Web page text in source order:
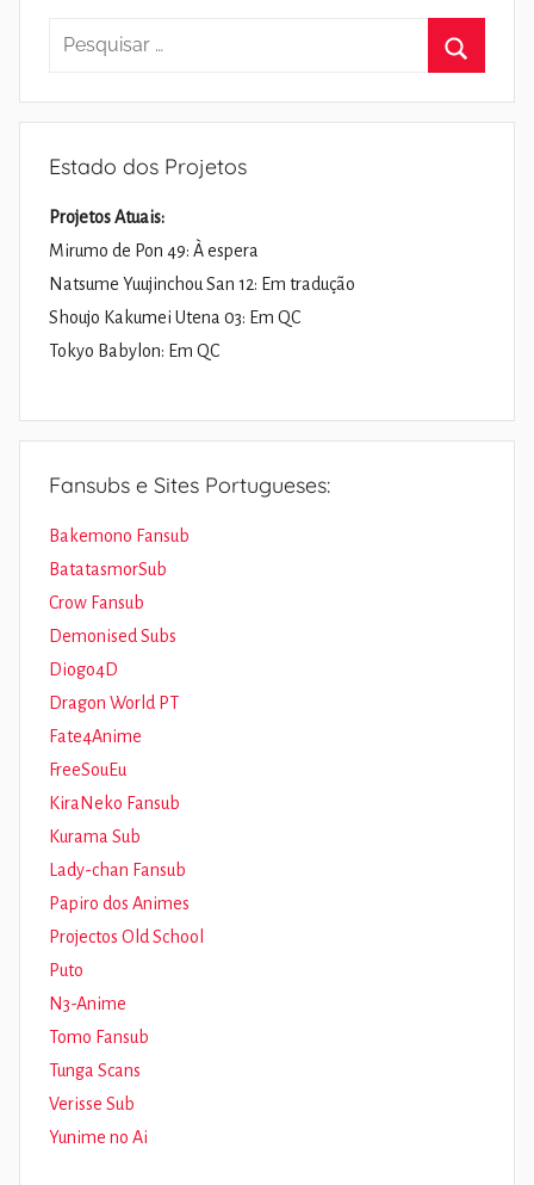
Pesquisar
Estado dos Projetos
Projetos Atuais:
Mirumo de Pon 49: À espera
Natsume Yuujinchou San 12: Em tradução
Shoujo Kakumei Utena 03: Em QC
Tokyo Babylon: Em QC
Fansubs e Sites Portugueses:
Bakemono Fansub
BatatasmorSub
Crow Fansub
Demonised Subs
Diogo4D
Dragon World PT
Fate4Anime
FreeSouEu
KiraNeko Fansub
Kurama Sub
Lady-chan Fansub
Papiro dos Animes
Projectos Old School
Puto
N3-Anime
Tomo Fansub
Tunga Scans
Verisse Sub
Yunime no Ai